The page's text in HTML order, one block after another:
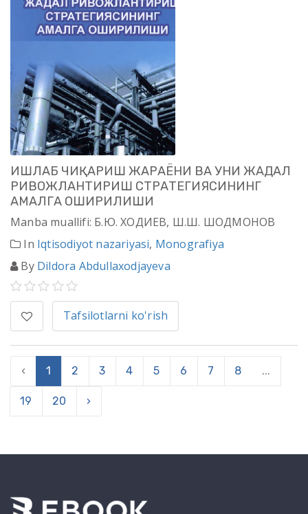
ИШЛАБ ЧИҚАРИШ ЖАРАЁНИ ВА УНИ ЖАДАЛ
РИВОЖЛАНТИРИШ СТРАТЕГИЯСИНИНГ
АМАЛГА ОШИРИЛИШИ
Manba muallifi: Б.Ю. ХОДИЕВ, Ш.Ш. ШОДМОНОВ
In Iqtisodiyot nazariyasi, Monografiya
By Dildora Abdullaxodjayeva
Tafsilotlarni ko'rish
‹ 1 2 3 4 5 6 7 8 ...
19 20 ›